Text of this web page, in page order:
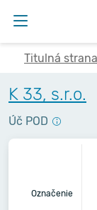
Titulná strana
K 33, s.r.o.
Úč POD
Označenie